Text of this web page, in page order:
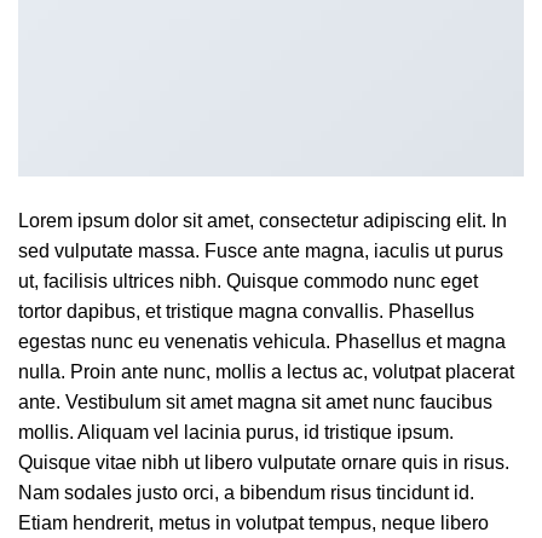
Lorem ipsum dolor sit amet, consectetur adipiscing elit. In
sed vulputate massa. Fusce ante magna, iaculis ut purus
ut, facilisis ultrices nibh. Quisque commodo nunc eget
tortor dapibus, et tristique magna convallis. Phasellus
egestas nunc eu venenatis vehicula. Phasellus et magna
nulla. Proin ante nunc, mollis a lectus ac, volutpat placerat
ante. Vestibulum sit amet magna sit amet nunc faucibus
mollis. Aliquam vel lacinia purus, id tristique ipsum.
Quisque vitae nibh ut libero vulputate ornare quis in risus.
Nam sodales justo orci, a bibendum risus tincidunt id.
Etiam hendrerit, metus in volutpat tempus, neque libero